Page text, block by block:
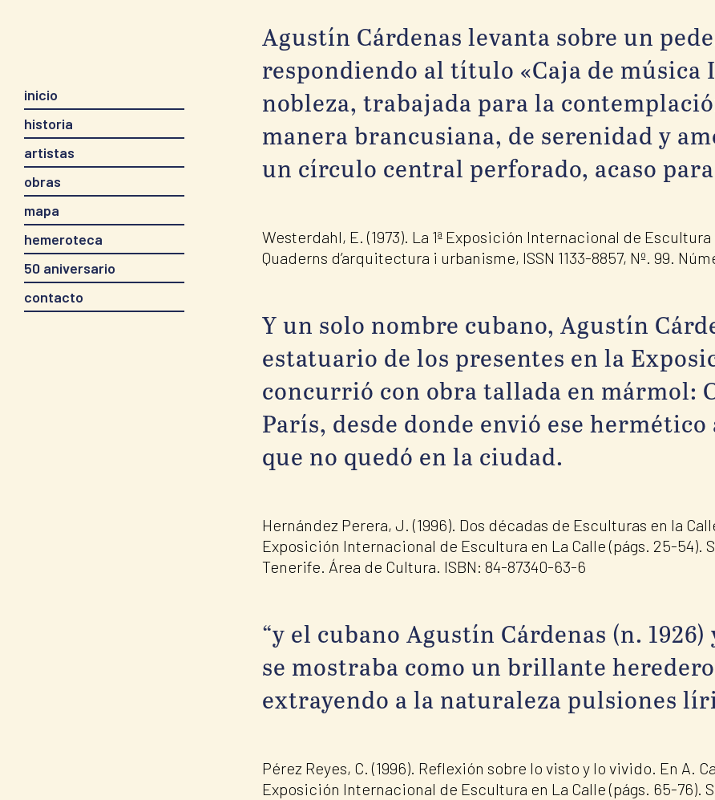
inicio
historia
artistas
obras
mapa
hemeroteca
50 aniversario
contacto
Agustín Cárdenas levanta sobre un
respondiendo al título «Caja de música
nobleza, trabajada para la
manera brancusiana, de serenidad y
un círculo central perforado, acaso
Westerdahl, E. (1973). La 1ª Exposición Internacional de
Quaderns d’arquitectura i urbanisme, ISSN 1133-8857, Nº. 99.
Y un solo nombre cubano, Agustín
estatuario de los presentes en la
concurrió con obra tallada en mármol:
París, desde donde envió ese hermético
que no quedó en la ciudad.
Hernández Perera, J. (1996). Dos décadas de Esculturas en la
Exposición Internacional de Escultura en La Calle (págs. 25-54).
Tenerife. Área de Cultura. ISBN: 84-87340-63-6
“y el cubano Agustín Cárdenas (n. 1926)
se mostraba como un brillante
extrayendo a la naturaleza pulsiones
Pérez Reyes, C. (1996). Reflexión sobre lo visto y lo vivido. En A.
Exposición Internacional de Escultura en La Calle (págs. 65-76).